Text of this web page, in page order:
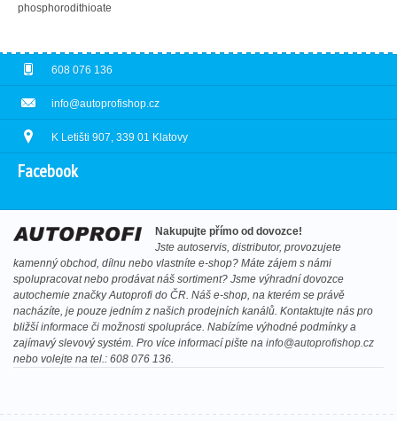
phosphorodithioate
608 076 136
info@autoprofishop.cz
K Letišti 907, 339 01 Klatovy
Facebook
Nakupujte přímo od dovozce!
Jste autoservis, distributor, provozujete
kamenný obchod, dílnu nebo vlastníte e-shop? Máte zájem s námi
spolupracovat nebo prodávat náš sortiment? Jsme výhradní dovozce
autochemie značky Autoprofi do ČR. Náš e-shop, na kterém se právě
nacházíte, je pouze jedním z našich prodejních kanálů. Kontaktujte nás pro
bližší informace či možnosti spolupráce. Nabízíme výhodné podmínky a
zajímavý slevový systém. Pro více informací pište na info@autoprofishop.cz
nebo volejte na tel.: 608 076 136.